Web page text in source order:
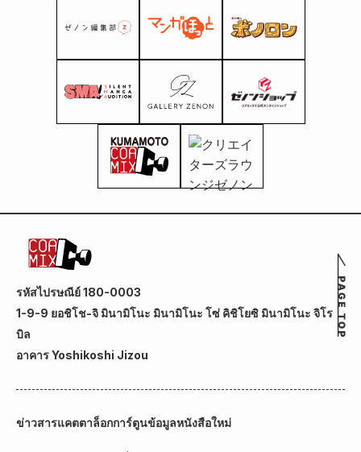
รหัสไปรษณีย์ 180-0003
1-9-9 ยอชิโช-จิ มินามิโนะ มินามิโนะ โซ่ คิชิโยซิ มินามิโนะ จิโร
บิล
อาคาร Yoshikoshi Jizou
ข่าวสารแคตตาล็อกการ์ตูนข้อมูลหนังสือใหม่